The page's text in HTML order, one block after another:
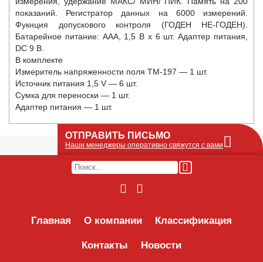
показаний. Регистратор данных на 6000 измерений.
Фукнция допускового контроля (ГОДЕН НЕ-ГОДЕН).
Батарейное питание: AAA, 1,5 В х 6 шт. Адаптер питания,
DC 9 В.
В комплекте
Измеритель напряженности поля TM-197 — 1 шт.
Источник питания 1,5 V — 6 шт.
Сумка для переноски — 1 шт.
Адаптер питания — 1 шт.
Главная О компании Классификация
Контакты Новости
ОТПРАВИТЬ ПИСЬМО
Наши менеджеры оперативно свяжутся с вами
Оставьте Ваше сообщение или запрос по
его получим по e-mail и оперативно ответим!